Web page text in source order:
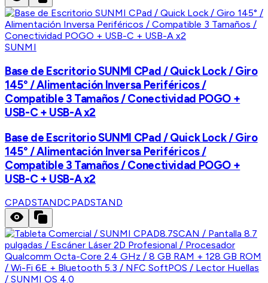
SUNMI
Base de Escritorio SUNMI CPad / Quick Lock / Giro
145° / Alimentación Inversa Periféricos /
Compatible 3 Tamaños / Conectividad POGO +
USB-C + USB-A x2
Base de Escritorio SUNMI CPad / Quick Lock / Giro
145° / Alimentación Inversa Periféricos /
Compatible 3 Tamaños / Conectividad POGO +
USB-C + USB-A x2
CPADSTANDCPADSTAND